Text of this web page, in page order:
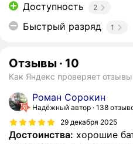
Доступность
2
Быстрый разряд 1
Отзывы · 10
Как Яндекс проверяет отзывы
Роман Сорокин
Надёжный автор 138
29 декабря 2025
Достоинства: хорошие